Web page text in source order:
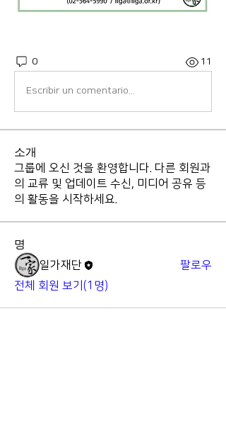
0 11
Escribir un comentario...
소개
그룹에 오신 것을 환영합니다. 다른 회원과
의 교류 및 업데이트 수신, 미디어 공유 등
의 활동을 시작하세요.
명
일가재단
팔로우
전체 회원 보기(1명)